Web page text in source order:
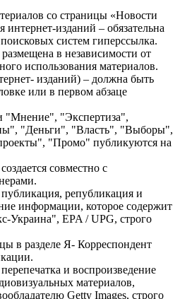
со страницы «Новости
изданий – обязательна
систем гиперссылка.
в независимости от
использования материалов.
изданий) – должна быть
или в первом абзаце
"Мнение", "Экспертиза",
"Деньги", "Власть", "Выборы",
"Промо" публикуются на
совместно с
републикация и
информации, которое содержит
Украина", EPA / UPG, строго
в разделе Я- Корреспондент
и воспроизведение
материалов,
Getty Images, строго